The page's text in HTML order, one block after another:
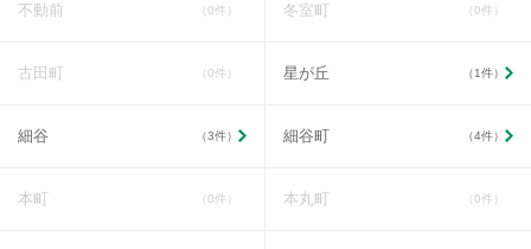
不動前 （0件） 冬室町 （0件）
古田町 （0件） 星が丘 （1件）
細谷 （3件） 細谷町 （4件）
本町 （0件） 本丸町 （0件）